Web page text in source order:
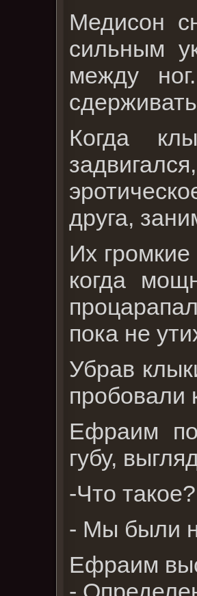
Медисон
сильным
между
Когда
друга,
Их
когда
пока не
Убрав
пробовали
Ефраим
губу,
-Что
- Мы были
Ефраим